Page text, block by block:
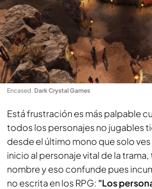
Encased. Dark Crystal Games
Está frustración es más palpable
todos los personajes no jugables
desde el último mono que solo
inicio al personaje vital de la
nombre y eso confunde pues
no escrita en los RPG: "Los